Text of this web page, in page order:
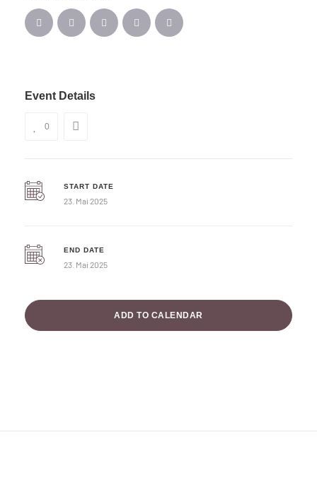
Event Details
0
START DATE
23. Mai 2025
END DATE
23. Mai 2025
ADD TO CALENDAR